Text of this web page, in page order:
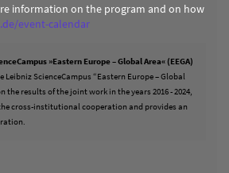
information on the program and on how
event-calendar
»Eastern Europe – Global Area« (EEGA)
ScienceCampus “Eastern Europe – Global
the results of the joint work in the years 2016 - 2024,
cross-institutional cooperation and provides an